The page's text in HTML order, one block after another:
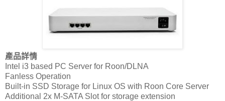
產品詳情
Intel i3 based PC Server for Roon/DLNA
Fanless Operation
Built-in SSD Storage for Linux OS with Roon Core Server
Additional 2x M-SATA Slot for storage extension